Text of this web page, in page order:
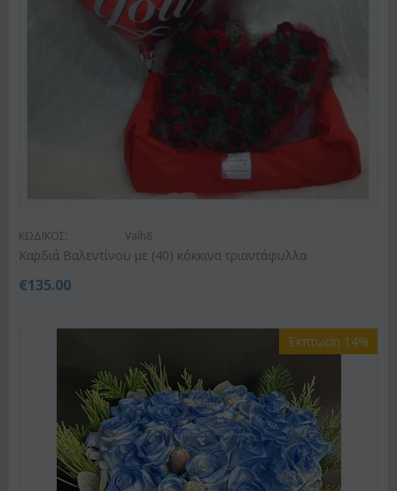
ΚΩΔΙΚΟΣ: Valh8
Καρδιά Βαλεντίνου με (40) κόκκινα τριαντάφυλλα
€135.00
Έκπτωση 14%